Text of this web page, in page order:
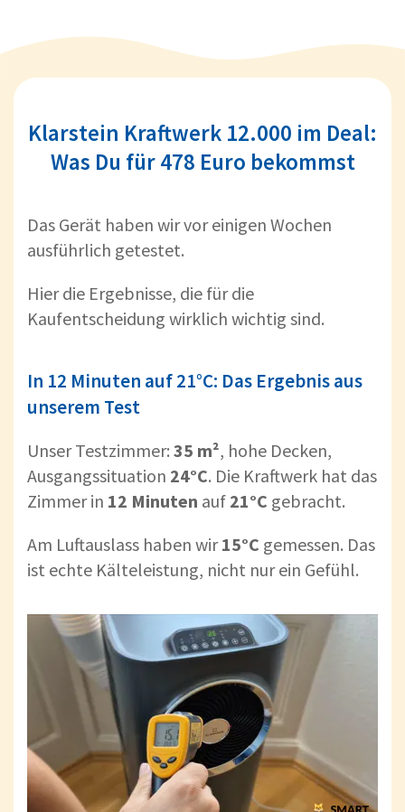
Klarstein Kraftwerk 12.000 im Deal:
Was Du für 478 Euro bekommst
Das Gerät haben wir vor einigen Wochen
ausführlich getestet.
Hier die Ergebnisse, die für die
Kaufentscheidung wirklich wichtig sind.
In 12 Minuten auf 21°C: Das Ergebnis aus
unserem Test
Unser Testzimmer: 35 m², hohe Decken,
Ausgangssituation 24°C. Die Kraftwerk hat das
Zimmer in 12 Minuten auf 21°C gebracht.
Am Luftauslass haben wir15°C gemessen. Das
ist echte Kälteleistung, nicht nur ein Gefühl.